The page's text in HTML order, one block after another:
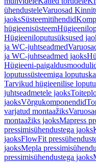
ühendusteleVaruosad
jaoksSüsteemitihendid
hügieenisüsteem
Hügieeniloputusüksused
ja WC-juhtseadmed
ja WC-juhtseadmed jaoks
Hügieeni-
loputussüsteemiga
Tarvikud hügieenilise
juhtseadmetele jaoks
jaoksVõrgukomponendid
varjatud montaažiks
montaažiks jaoksMapress
pressimisühendustega jaoks
jaoksFlowFit
jaoksMepla
pressimisühendustega jaoks